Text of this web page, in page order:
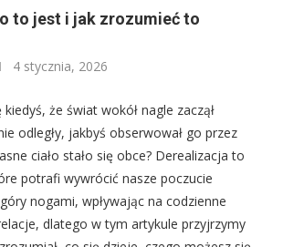
to jest i jak zrozumieć to
4 stycznia, 2026
kiedyś, że świat wokół nagle zaczął
odległy, jakbyś obserwował go przez
ciało stało się obce? Derealizacja to
potrafi wywrócić nasze poczucie
nogami, wpływając na codzienne
dlatego w tym artykule przyjrzymy